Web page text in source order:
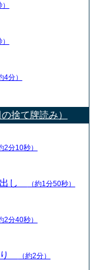
4分）
捨て牌読み）
2分10秒）
出し （約1分50秒）
2分40秒）
り （約2分）